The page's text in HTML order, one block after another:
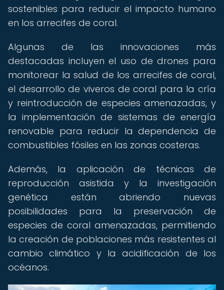
sostenibles para reducir el impacto humano
en los arrecifes de coral.
Algunas de las innovaciones más
destacadas incluyen el uso de drones para
monitorear la salud de los arrecifes de coral,
el desarrollo de viveros de coral para la cría
y reintroducción de especies amenazadas, y
la implementación de sistemas de energía
renovable para reducir la dependencia de
combustibles fósiles en las zonas costeras.
Además, la aplicación de técnicas de
reproducción asistida y la investigación
genética están abriendo nuevas
posibilidades para la preservación de
especies de coral amenazadas, permitiendo
la creación de poblaciones más resistentes al
cambio climático y la acidificación de los
océanos.